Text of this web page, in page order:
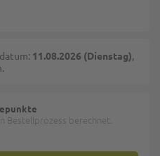
11.08.2026 (Dienstag),
Bestellprozess berechnet.